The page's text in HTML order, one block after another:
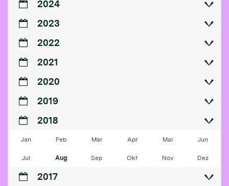
2024
2023
2022
2021
2020
2019
2018
Jan Feb Mär Apr Mai Jun
Jul Aug Sep Okt Nov Dez
2017